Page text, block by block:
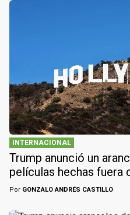
INTERNACIONAL
Trump anunció un
películas hechas fuera
Por GONZALO ANDRÉS CASTILLO